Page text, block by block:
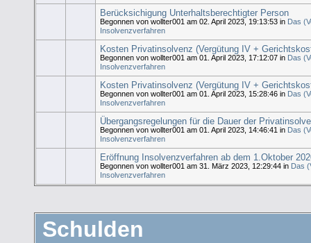
Berücksichigung Unterhaltsberechtigter Person
Begonnen von wollter001 am 02. April 2023, 19:13:53 in Das
Insolvenzverfahren
Kosten Privatinsolvenz (Vergütung IV +
Begonnen von wollter001 am 01. April 2023, 17:12:07 in Das
Insolvenzverfahren
Kosten Privatinsolvenz (Vergütung IV +
Begonnen von wollter001 am 01. April 2023, 15:28:46 in Das
Insolvenzverfahren
Übergangsregelungen für die Dauer der
Begonnen von wollter001 am 01. April 2023, 14:46:41 in Das
Insolvenzverfahren
Eröffnung Insolvenzverfahren ab dem 1.Oktober
Begonnen von wollter001 am 31. März 2023, 12:29:44 in Das
Insolvenzverfahren
Schulden